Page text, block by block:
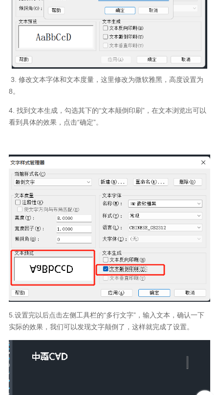
3. 修改文本字体和文本度量，这里修改为微软雅黑，高度设置为
8。
4. 找到文本生成，勾选其下的“文本颠倒印刷”，在文本浏览出可以
看到具体的效果，点击“确定”。
5.设置完以后点击左侧工具栏的“多行文字”，输入文本，确认一下
实际的效果，我们可以发现文字颠倒了，这样就完成了设置。